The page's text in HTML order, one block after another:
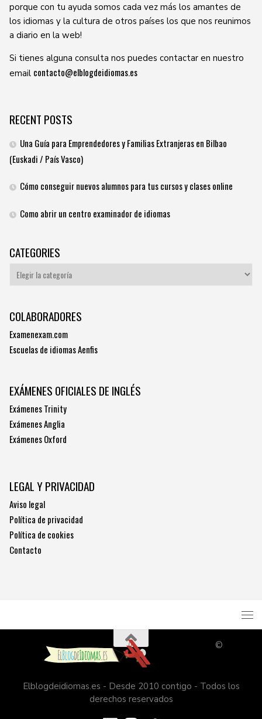
porque con tu ayuda somos cada vez más los amantes de
los idiomas y la cultura de otros países los que nos reunimos
a diario en la web!
Si tienes alguna consulta nos puedes contactar en nuestro
email contacto@elblogdeidiomas.es
RECENT POSTS
Una Guía para Emprendedores y Familias Extranjeras en Bilbao
(Euskadi / País Vasco)
Cómo conseguir nuevos alumnos para tus cursos y clases online
Como abrir un centro examinador de idiomas
CATEGORIES
Categories
COLABORADORES
Examenexam.com
Escuelas de idiomas Aenfis
EXÁMENES OFICIALES DE INGLÉS
Exámenes Trinity
Exámenes Anglia
Exámenes Oxford
LEGAL Y PRIVACIDAD
Aviso legal
Política de privacidad
Política de cookies
Contacto
©
Elblogdeidiomas.es - Desde 2010 contigo - Todos los
derechos reservados